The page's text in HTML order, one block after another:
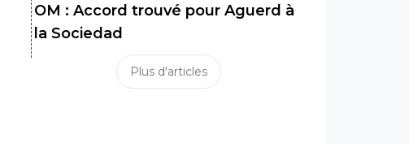
OM : Accord trouvé pour Aguerd à
la Sociedad
Plus d'articles